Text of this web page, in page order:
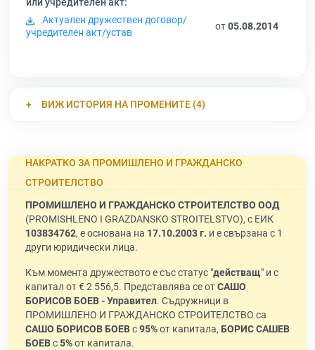
или учредителен акт:
Актуален дружествен договор/
учредителен акт/устав
от05.08.2014
ВИЖ ИСТОРИЯ НА ПРОМЕНИТЕ (4)
НАКРАТКО ЗА ПРОМИШЛЕНО И ГРАЖДАНСКО
СТРОИТЕЛСТВО
ПРОМИШЛЕНО И ГРАЖДАНСКО СТРОИТЕЛСТВО ООД
(PROMISHLENO I GRAZDANSKO STROITELSTVO), с ЕИК
103834762, е основана на 17.10.2003 г. и е свързана с 1
други юридически лица.
Към момента дружеството е със статус "действащ" и с
капитал от € 2 556,5. Представлява се отСАШО
БОРИСОВ БОЕВ - Управител. Съдружници в
ПРОМИШЛЕНО И ГРАЖДАНСКО СТРОИТЕЛСТВО са
САШО БОРИСОВ БОЕВс95%от капитала, БОРИС САШЕВ
БОЕВс5%от капитала.